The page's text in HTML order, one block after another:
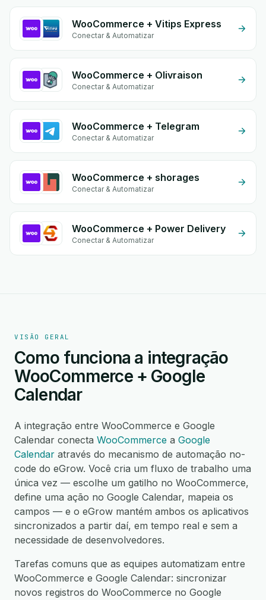
WooCommerce + Vitips Express
Conectar & Automatizar
WooCommerce + Olivraison
Conectar & Automatizar
WooCommerce + Telegram
Conectar & Automatizar
WooCommerce + shorages
Conectar & Automatizar
WooCommerce + Power Delivery
Conectar & Automatizar
VISÃO GERAL
Como funciona a integração
WooCommerce + Google
Calendar
A integração entre WooCommerce e Google
Calendar conecta WooCommerce a Google
Calendar através do mecanismo de automação no-
code do eGrow. Você cria um fluxo de trabalho uma
única vez — escolhe um gatilho no WooCommerce,
define uma ação no Google Calendar, mapeia os
campos — e o eGrow mantém ambos os aplicativos
sincronizados a partir daí, em tempo real e sem a
necessidade de desenvolvedores.
Tarefas comuns que as equipes automatizam entre
WooCommerce e Google Calendar: sincronizar
novos registros do WooCommerce no Google